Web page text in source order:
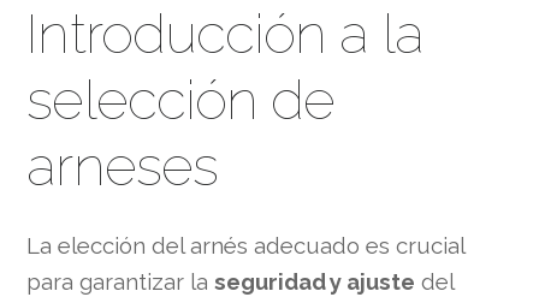
Introducción a la
selección de
arneses
La elección del arnés adecuado es crucial
para garantizar laseguridad y ajuste del